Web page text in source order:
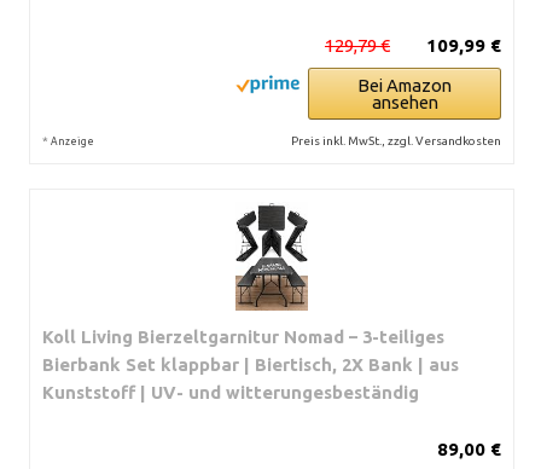
109,99 €
129,79 €
Bei Amazon
ansehen
* Anzeige Preis inkl. MwSt., zzgl. Versandkosten
Koll Living Bierzeltgarnitur Nomad – 3-teiliges
Bierbank Set klappbar | Biertisch, 2X Bank | aus
Kunststoff | UV- und witterungesbeständig
89,00 €